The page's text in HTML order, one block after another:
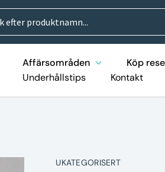
Affärsområden Köp
Underhållstips
Kontakt
UKATEGORISERT